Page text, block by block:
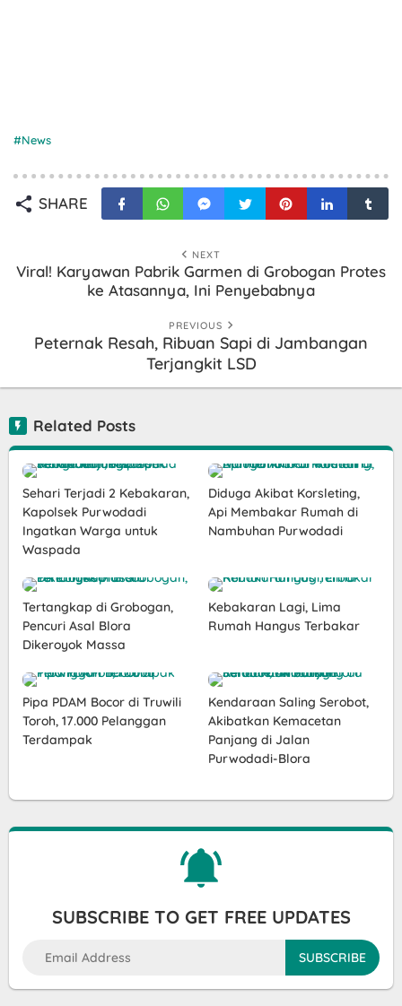
News
SHARE
NEXT
Viral! Karyawan Pabrik Garmen di Grobogan Protes
ke Atasannya, Ini Penyebabnya
PREVIOUS
Peternak Resah, Ribuan Sapi di Jambangan
Terjangkit LSD
Related Posts
Sehari Terjadi 2 Kebakaran,
Kapolsek Purwodadi
Ingatkan Warga untuk
Waspada
Diduga Akibat Korsleting,
Api Membakar Rumah di
Nambuhan Purwodadi
Tertangkap di Grobogan,
Pencuri Asal Blora
Dikeroyok Massa
Kebakaran Lagi, Lima
Rumah Hangus Terbakar
Pipa PDAM Bocor di Truwili
Toroh, 17.000 Pelanggan
Terdampak
Kendaraan Saling Serobot,
Akibatkan Kemacetan
Panjang di Jalan
Purwodadi-Blora
SUBSCRIBE TO GET FREE UPDATES